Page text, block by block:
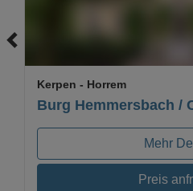
Burg Hemmersbach /
Kerpen - Horrem
Mehr
Preis